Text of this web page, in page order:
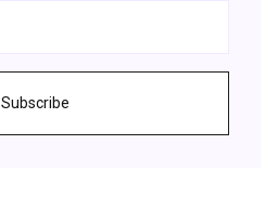
Subscribe